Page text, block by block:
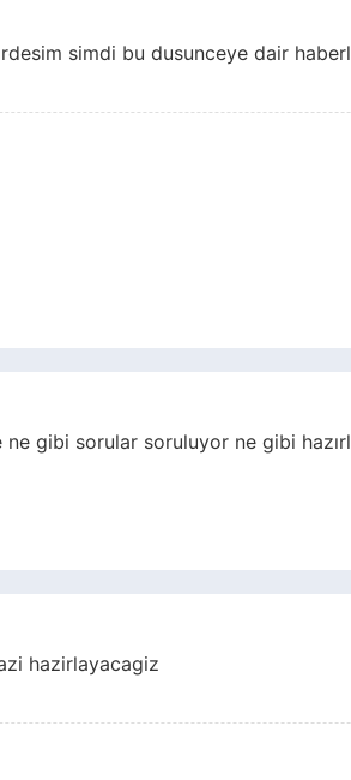
simdi bu dusunceye dair
gibi sorular soruluyor ne gibi
hazirlayacagiz